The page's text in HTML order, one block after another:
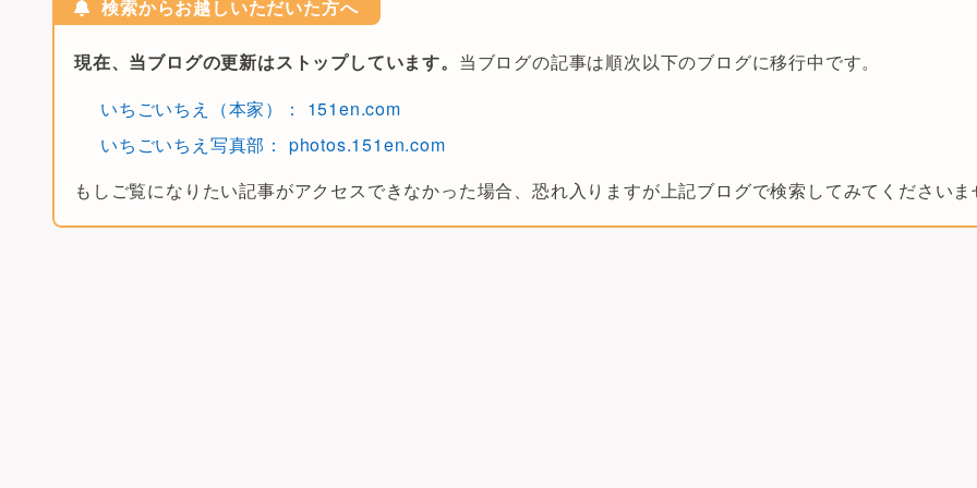
検索からお越しいただいた方へ
現在、当ブログの更新はストップしています。 当ブログの記事は順次以下のブログに移行中です。
いちごいちえ（本家）： 151en.com
いちごいちえ写真部： photos.151en.com
もしご覧になりたい記事がアクセスできなかった場合、恐れ入りますが上記ブログで検索してみてくださいま